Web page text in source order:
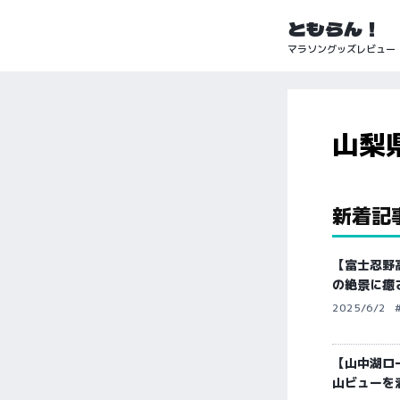
ともらん！
マラソングッズレビュー
山梨
新着記
【富士忍
の絶景に癒
2025/6/2
【山中湖
山ビューを